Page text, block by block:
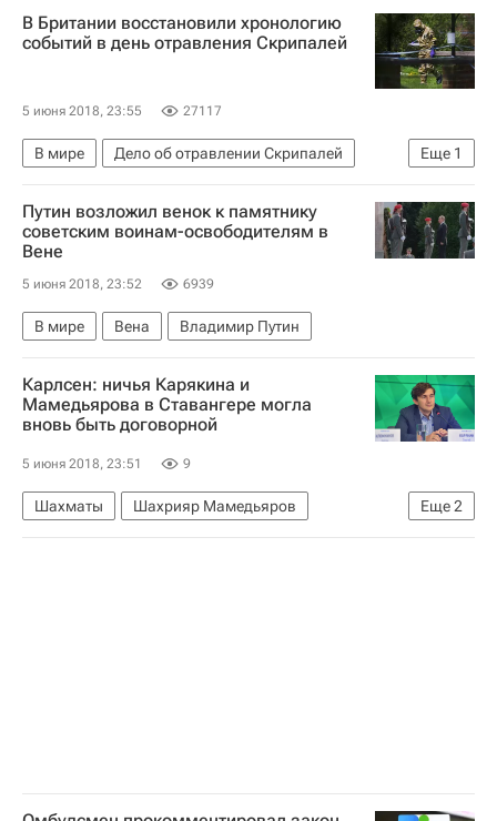
В Британии восстановили хронологию
событий в день отравления Скрипалей
5 июня 2018, 23:55 27117
Еще 1
В мире
Дело об отравлении Скрипалей
Великобритания
Путин возложил венок к памятнику
советским воинам-освободителям в
Вене
5 июня 2018, 23:52 6939
В мире Вена Владимир Путин
Карлсен: ничья Карякина и
Мамедьярова в Ставангере могла
вновь быть договорной
5 июня 2018, 23:51 9
Еще2
Шахматы
Шахрияр Мамедьяров
Магнус Карлсен
Сергей Карякин